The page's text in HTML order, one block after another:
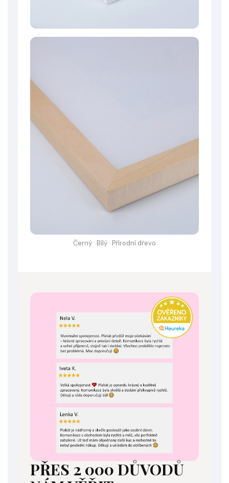
Černý · Bílý · Přírodní dřevo
PŘES 2 000 DŮVODŮ